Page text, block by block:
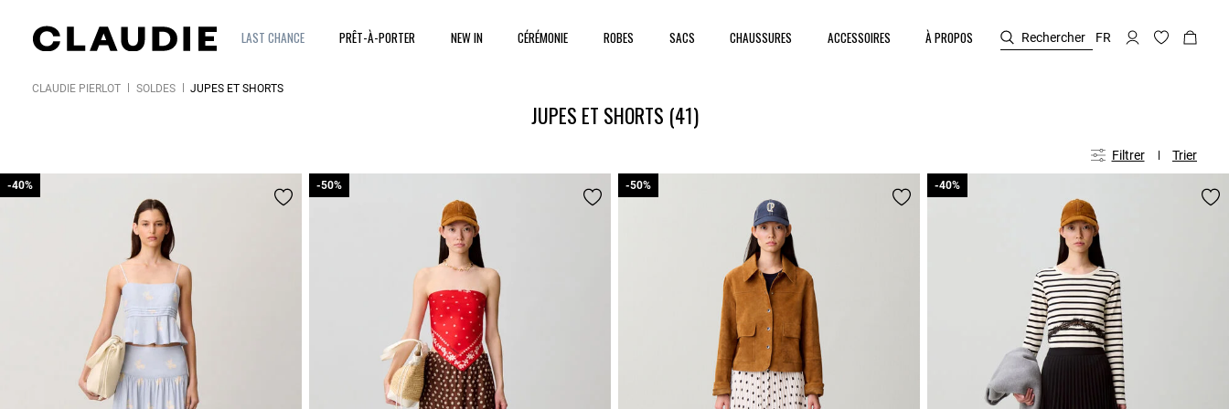
LAST CHANCE PRÊT-À-PORTER NEW IN CÉRÉMONIE ROBES SACS CHAUSSURES ACCESSOIRES À PROPOS Rechercher FR
CLAUDIE PIERLOT SOLDES JUPES ET SHORTS
JUPES ET SHORTS (41)
Filtrer Trier
-40%
-40% -50%
-50% -50%
-50% -40%
-40%